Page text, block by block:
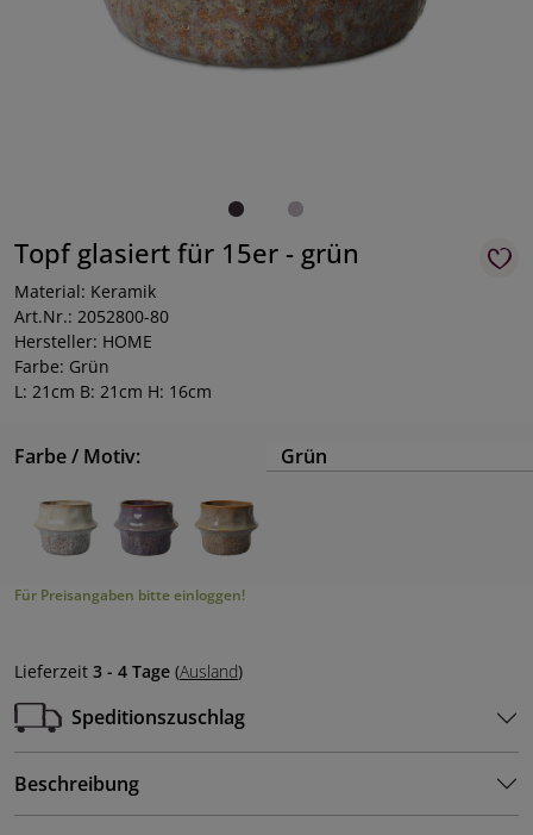
Topf glasiert für 15er - grün
Material: Keramik
Art.Nr.: 2052800-80
Hersteller: HOME
Farbe: Grün
L: 21cm B: 21cm H: 16cm
Farbe / Motiv: Grün
Für Preisangaben bitte einloggen!
Lieferzeit 3 - 4 Tage (Ausland)
Speditionszuschlag
Beschreibung